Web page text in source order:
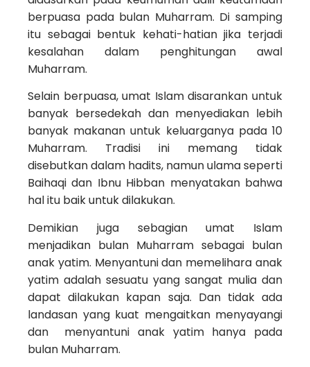
berpuasa pada bulan Muharram. Di samping
itu sebagai bentuk kehati-hatian jika terjadi
kesalahan dalam penghitungan awal
Muharram.
Selain berpuasa, umat Islam disarankan untuk
banyak bersedekah dan menyediakan lebih
banyak makanan untuk keluarganya pada 10
Muharram. Tradisi ini memang tidak
disebutkan dalam hadits, namun ulama seperti
Baihaqi dan Ibnu Hibban menyatakan bahwa
hal itu baik untuk dilakukan.
Demikian juga sebagian umat Islam
menjadikan bulan Muharram sebagai bulan
anak yatim. Menyantuni dan memelihara anak
yatim adalah sesuatu yang sangat mulia dan
dapat dilakukan kapan saja. Dan tidak ada
landasan yang kuat mengaitkan menyayangi
dan menyantuni anak yatim hanya pada
bulan Muharram.